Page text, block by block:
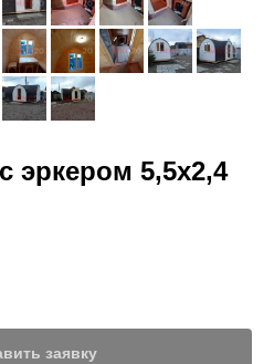
эркером 5,5х2,4
заявку